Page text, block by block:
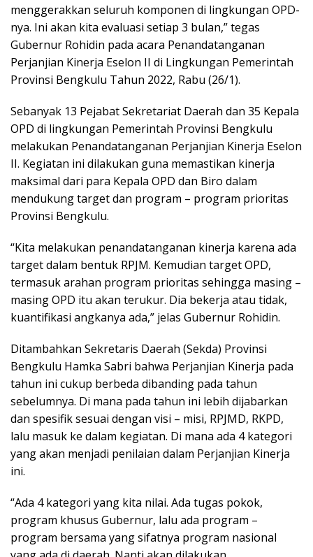
menggerakkan seluruh komponen di lingkungan OPD-
nya. Ini akan kita evaluasi setiap 3 bulan,” tegas
Gubernur Rohidin pada acara Penandatanganan
Perjanjian Kinerja Eselon II di Lingkungan Pemerintah
Provinsi Bengkulu Tahun 2022, Rabu (26/1).
Sebanyak 13 Pejabat Sekretariat Daerah dan 35 Kepala
OPD di lingkungan Pemerintah Provinsi Bengkulu
melakukan Penandatanganan Perjanjian Kinerja Eselon
II. Kegiatan ini dilakukan guna memastikan kinerja
maksimal dari para Kepala OPD dan Biro dalam
mendukung target dan program – program prioritas
Provinsi Bengkulu.
“Kita melakukan penandatanganan kinerja karena ada
target dalam bentuk RPJM. Kemudian target OPD,
termasuk arahan program prioritas sehingga masing –
masing OPD itu akan terukur. Dia bekerja atau tidak,
kuantifikasi angkanya ada,” jelas Gubernur Rohidin.
Ditambahkan Sekretaris Daerah (Sekda) Provinsi
Bengkulu Hamka Sabri bahwa Perjanjian Kinerja pada
tahun ini cukup berbeda dibanding pada tahun
sebelumnya. Di mana pada tahun ini lebih dijabarkan
dan spesifik sesuai dengan visi – misi, RPJMD, RKPD,
lalu masuk ke dalam kegiatan. Di mana ada 4 kategori
yang akan menjadi penilaian dalam Perjanjian Kinerja
ini.
“Ada 4 kategori yang kita nilai. Ada tugas pokok,
program khusus Gubernur, lalu ada program –
program bersama yang sifatnya program nasional